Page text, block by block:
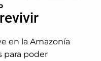
en la Amazonía
para poder